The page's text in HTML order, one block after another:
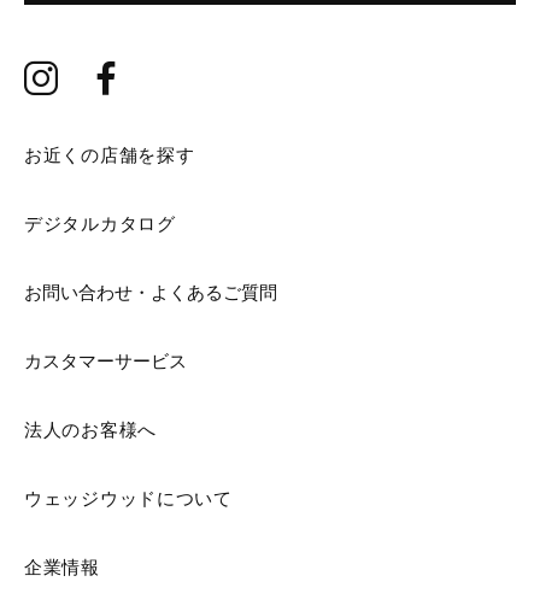
お近くの店舗を探す
デジタルカタログ
お問い合わせ・よくあるご質問
カスタマーサービス
法人のお客様へ
ウェッジウッドについて
企業情報